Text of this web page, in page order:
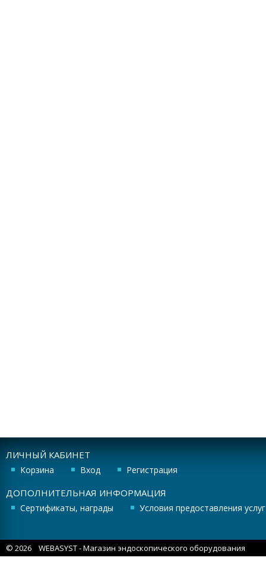
ЛИЧНЫЙ КАБИНЕТ
Корзина Вход Регистрация
ДОПОЛНИТЕЛЬНАЯ ИНФОРМАЦИЯ
Сертификаты, награды Условия предоставления услуг
© 2026 WEBASYST- Магазин эндоскопического оборудования